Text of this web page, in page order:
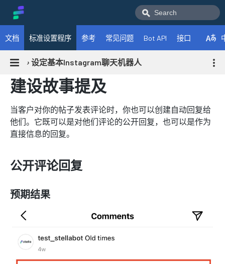
文档 标准设置程序 参考 常见问题 Bot API 接口
› 设定基本Instagram聊天机器人
建设故事提及
当客户对你的帖子发表评论时，你也可以创建自动回复给
他们。它既可以是对他们评论的公开回复，也可以是作为
直接信息的回复。
公开评论回复
预期结果